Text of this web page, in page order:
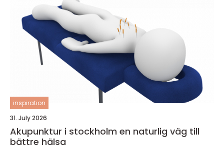
inspiration
31. July 2026
Akupunktur i stockholm en naturlig väg till
bättre hälsa